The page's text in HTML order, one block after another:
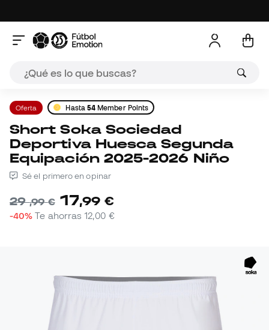
Oferta Hasta 54 Member Points
Short Soka Sociedad
Deportiva Huesca Segunda
Equipación 2025-2026 Niño
Sé el primero en opinar
29,99 € 17,99 €
-40% Te ahorras12,00 €